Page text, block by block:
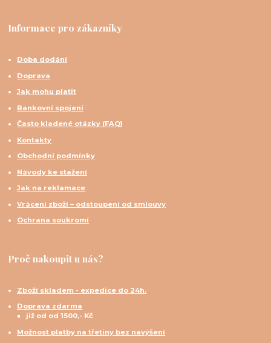
Informace pro zákazníky
Doba dodání
Doprava
Jak mohu platit
Bankovní spojení
Často kladené otázky (FAQ)
Kontakty
Obchodní podmínky
Návody ke stažení
Jak na reklamace
Vrácení zboží – odstoupení od smlouvy
Ochrana soukromí
Proč nakoupit u nás?
Zboží skladem - expedice do 24h.
Doprava zdarma
již od od 1500,- Kč
Možnost platby na třetiny bez navýšení